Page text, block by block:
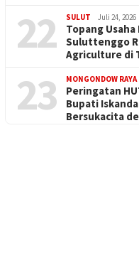
22 SULUT Juli 24, 2026
Topang Usaha
Suluttenggo
Agriculture di
23 MONGONDOW RAYA
Peringatan
Bupati
Bersukacita